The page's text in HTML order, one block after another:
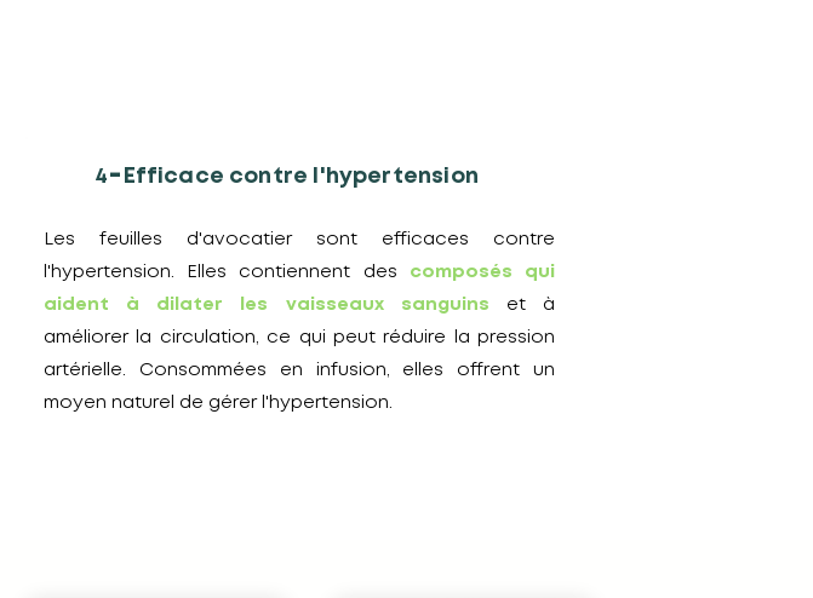
4- Efficace contre l'hypertension
Les feuilles d'avocatier sont efficaces contre
l'hypertension. Elles contiennent des composés qui
aident à dilater les vaisseaux sanguins et à
améliorer la circulation, ce qui peut réduire la pression
artérielle. Consommées en infusion, elles offrent un
moyen naturel de gérer l'hypertension.